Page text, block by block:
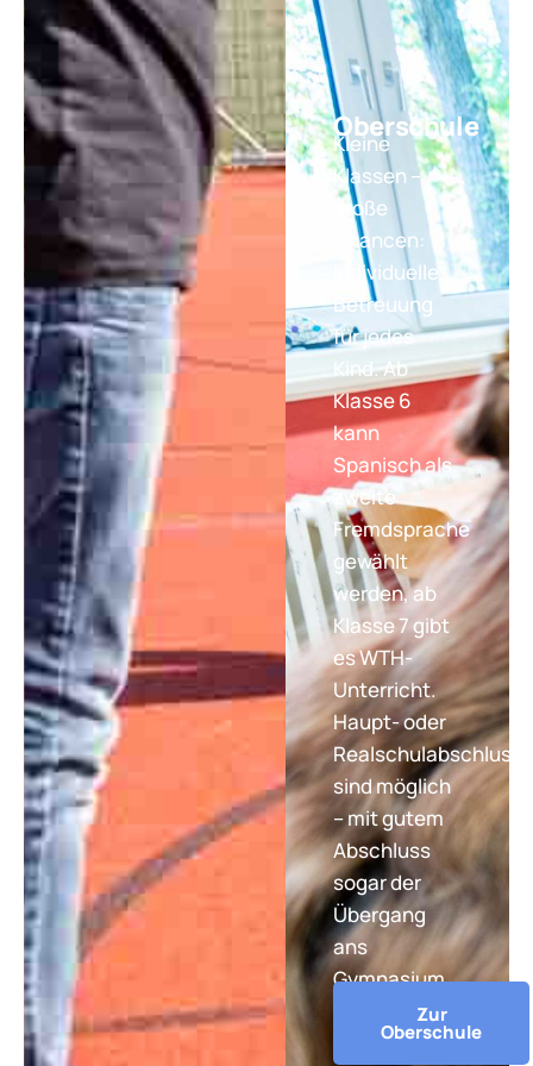
Oberschule
Kleine
Klassen –
große
Chancen:
Individuelle
Betreuung
für jedes
Kind. Ab
Klasse 6
kann
Spanisch als
zweite
Fremdsprache
gewählt
werden, ab
Klasse 7 gibt
es WTH-
Unterricht.
Haupt- oder
Realschulabschluss
sind möglich
– mit gutem
Abschluss
sogar der
Übergang
ans
Gymnasium.
Zur
Oberschule